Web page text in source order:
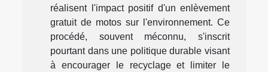
réalisent l'impact positif d'un enlèvement
gratuit de motos sur l'environnement. Ce
procédé, souvent méconnu, s'inscrit
pourtant dans une politique durable visant
à encourager le recyclage et limiter le